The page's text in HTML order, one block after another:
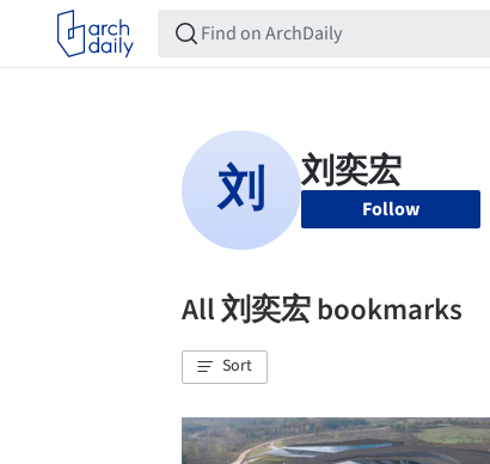
Follow
All 刘奕宏 bookmarks
Sort